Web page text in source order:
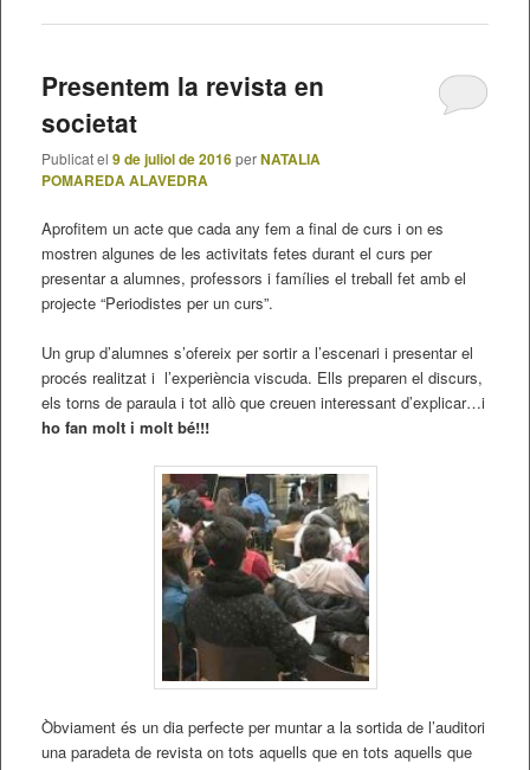
Presentem la revista en
societat
Publicat el 9 de juliol de 2016perNATALIA
POMAREDA ALAVEDRA
Aprofitem un acte que cada any fem a final de curs i on es
mostren algunes de les activitats fetes durant el curs per
presentar a alumnes, professors i famílies el treball fet amb el
projecte “Periodistes per un curs”.
Un grup d’alumnes s’ofereix per sortir a l’escenari i presentar el
procés realitzat i l’experiència viscuda. Ells preparen el discurs,
els torns de paraula i tot allò que creuen interessant d’explicar…i
ho fan molt i molt bé!!!
Òbviament és un dia perfecte per muntar a la sortida de l’auditori
una paradeta de revista on tots aquells que en tots aquells que